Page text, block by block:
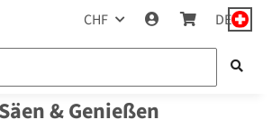
CHF DE
& Genießen